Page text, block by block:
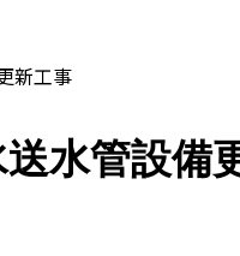
新工事
水管設備